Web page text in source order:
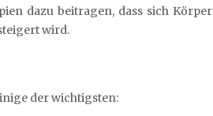
dazu beitragen, dass sich Körper
wird.
der wichtigsten: